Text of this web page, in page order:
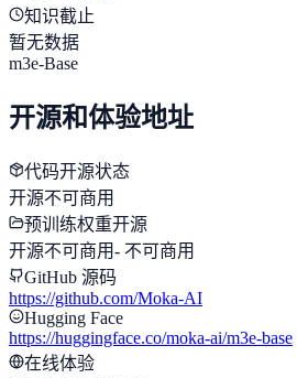
知识截止
暂无数据
m3e-Base
开源和体验地址
代码开源状态
开源不可商用
预训练权重开源
开源不可商用- 不可商用
GitHub 源码
https://github.com/Moka-AI
Hugging Face
https://huggingface.co/moka-ai/m3e-base
在线体验